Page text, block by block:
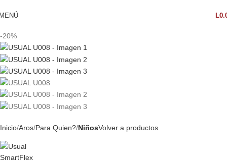
L
-20%
Inicio Aros Para Quien? NiñosVolver a productos